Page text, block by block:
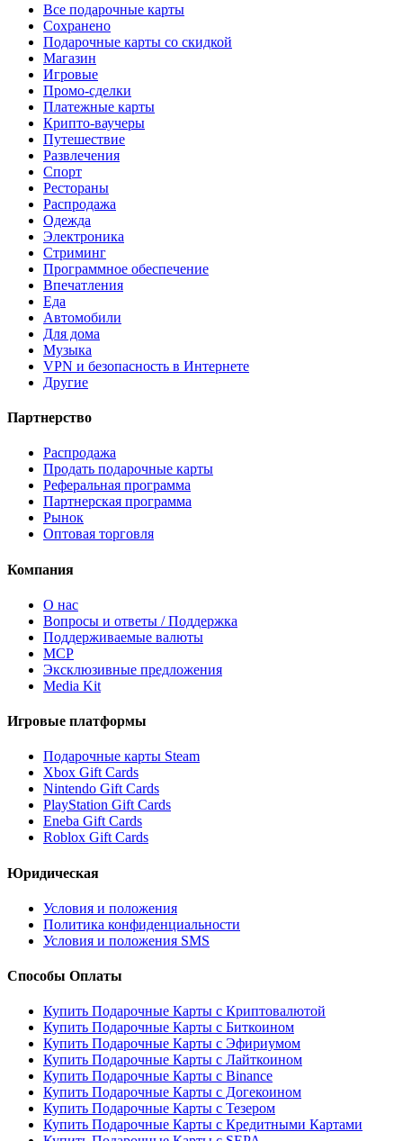
Все подарочные карты
Сохранено
Подарочные карты со скидкой
Магазин
Игровые
Промо-сделки
Платежные карты
Крипто-ваучеры
Путешествие
Развлечения
Спорт
Рестораны
Распродажа
Одежда
Электроника
Стриминг
Программное обеспечение
Впечатления
Еда
Автомобили
Для дома
Музыка
VPN и безопасность в Интернете
Другие
Партнерство
Распродажа
Продать подарочные карты
Реферальная программа
Партнерская программа
Рынок
Оптовая торговля
Компания
О нас
Вопросы и ответы / Поддержка
Поддерживаемые валюты
MCP
Эксклюзивные предложения
Media Kit
Игровые платформы
Подарочные карты Steam
Xbox Gift Cards
Nintendo Gift Cards
PlayStation Gift Cards
Eneba Gift Cards
Roblox Gift Cards
Юридическая
Условия и положения
Политика конфиденциальности
Условия и положения SMS
Способы Оплаты
Купить Подарочные Карты с Криптовалютой
Купить Подарочные Карты с Биткоином
Купить Подарочные Карты с Эфириумом
Купить Подарочные Карты с Лайткоином
Купить Подарочные Карты с Binance
Купить Подарочные Карты с Догекоином
Купить Подарочные Карты с Тезером
Купить Подарочные Карты с Кредитными Картами